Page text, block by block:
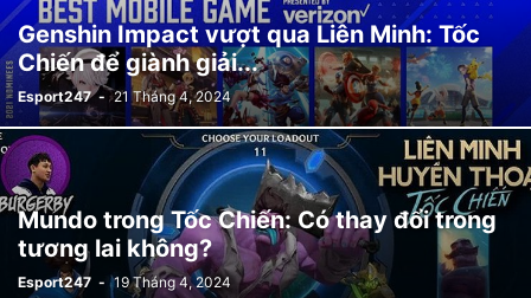
Genshin Impact vượt qua Liên Minh: Tốc
Chiến để giành giải...
Esport247 - 21 Tháng 4, 2024
Mundo trong Tốc Chiến: Có thay đổi trong
tương lai không?
Esport247 - 19 Tháng 4, 2024